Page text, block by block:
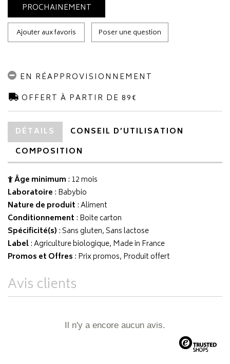
PROCHAINEMENT
Ajouter aux favoris Poser une question
EN RÉAPPROVISIONNEMENT
OFFERT À PARTIR DE 89€
DÉTAILS
CONSEIL D’UTILISATION
COMPOSITION
Âge minimum : 12 mois
Laboratoire : Babybio
Nature de produit : Aliment
Conditionnement : Boite carton
Spécificité(s) : Sans gluten, Sans lactose
Label: Agriculture biologique, Made in France
Promos et Offres : Prix promos, Produit offert
Avis clients
Il n'y a encore aucun avis.